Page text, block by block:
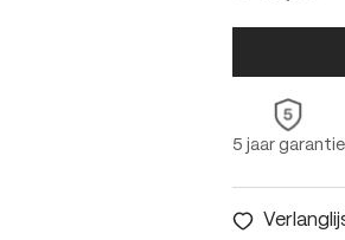
5 jaar garantie